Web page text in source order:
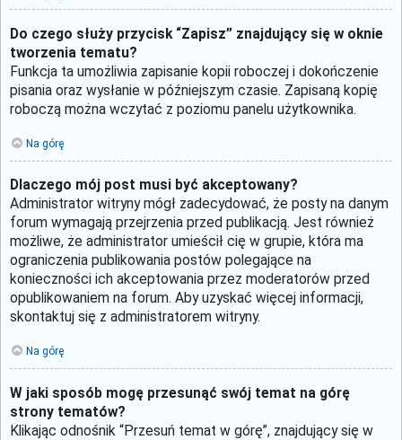
Do czego służy przycisk “Zapisz” znajdujący się w oknie
tworzenia tematu?
Funkcja ta umożliwia zapisanie kopii roboczej i dokończenie
pisania oraz wysłanie w późniejszym czasie. Zapisaną kopię
roboczą można wczytać z poziomu panelu użytkownika.
Na górę
Dlaczego mój post musi być akceptowany?
Administrator witryny mógł zadecydować, że posty na danym
forum wymagają przejrzenia przed publikacją. Jest również
możliwe, że administrator umieścił cię w grupie, która ma
ograniczenia publikowania postów polegające na
konieczności ich akceptowania przez moderatorów przed
opublikowaniem na forum. Aby uzyskać więcej informacji,
skontaktuj się z administratorem witryny.
Na górę
W jaki sposób mogę przesunąć swój temat na górę
strony tematów?
Klikając odnośnik “Przesuń temat w górę”, znajdujący się w